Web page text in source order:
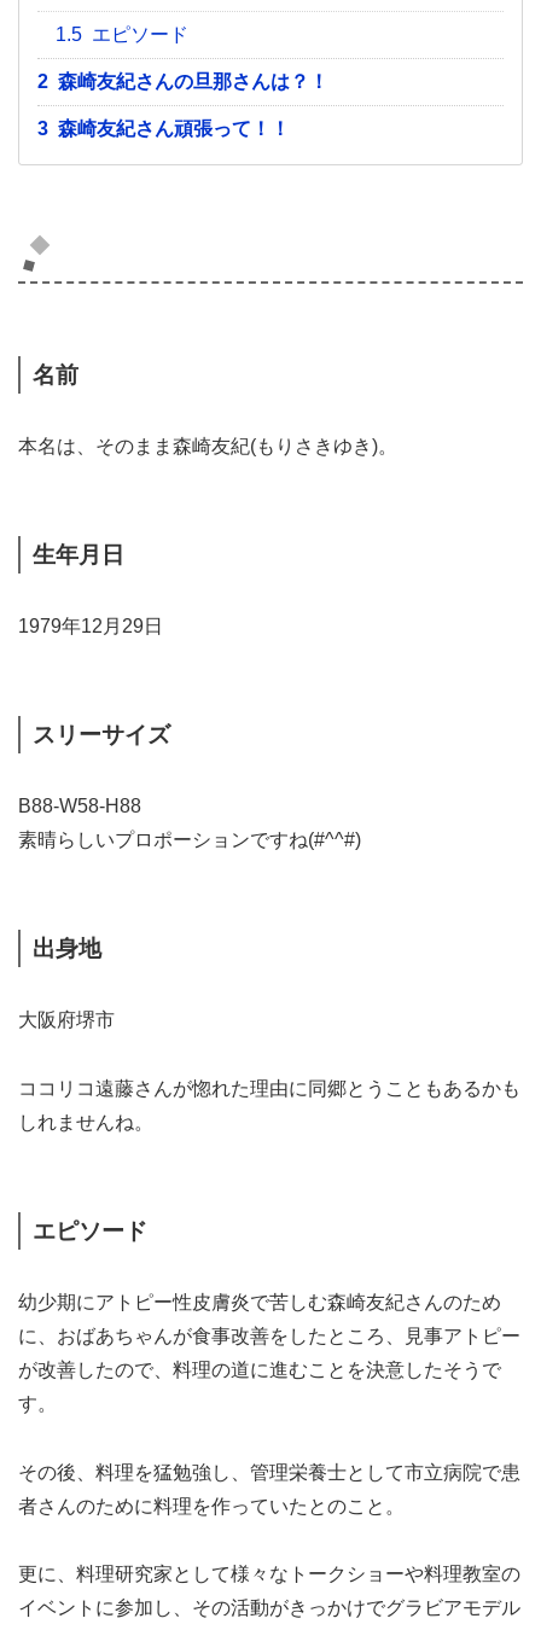
1.5 エピソード
2 森崎友紀さんの旦那さんは？！
3 森崎友紀さん頑張って！！
名前
本名は、そのまま森崎友紀(もりさきゆき)。
生年月日
1979年12月29日
スリーサイズ
B88-W58-H88
素晴らしいプロポーションですね(#^^#)
出身地
大阪府堺市
ココリコ遠藤さんが惚れた理由に同郷とうこともあるかも
しれませんね。
エピソード
幼少期にアトピー性皮膚炎で苦しむ森崎友紀さんのため
に、おばあちゃんが食事改善をしたところ、見事アトピー
が改善したので、料理の道に進むことを決意したそうで
す。
その後、料理を猛勉強し、管理栄養士として市立病院で患
者さんのために料理を作っていたとのこと。
更に、料理研究家として様々なトークショーや料理教室の
イベントに参加し、その活動がきっかけでグラビアモデル